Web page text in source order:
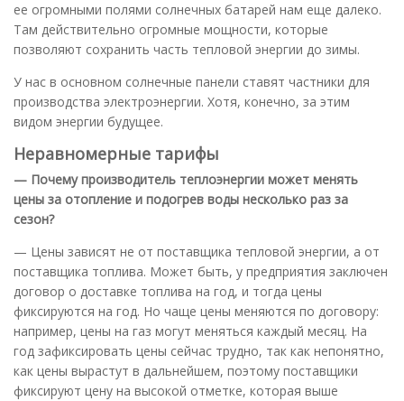
ее огромными полями солнечных батарей нам еще далеко.
Там действительно огромные мощности, которые
позволяют сохранить часть тепловой энергии до зимы.
У нас в основном солнечные панели ставят частники для
производства электроэнергии. Хотя, конечно, за этим
видом энергии будущее.
Неравномерные тарифы
— Почему производитель теплоэнергии может менять
цены за отопление и подогрев воды несколько раз за
сезон?
— Цены зависят не от поставщика тепловой энергии, а от
поставщика топлива. Может быть, у предприятия заключен
договор о доставке топлива на год, и тогда цены
фиксируются на год. Но чаще цены меняются по договору:
например, цены на газ могут меняться каждый месяц. На
год зафиксировать цены сейчас трудно, так как непонятно,
как цены вырастут в дальнейшем, поэтому поставщики
фиксируют цену на высокой отметке, которая выше